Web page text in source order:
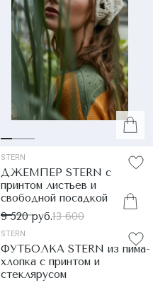
STERN
ДЖЕМПЕР STERN с
принтом листьев и
свободной посадкой
9 520 руб.13 600
STERN
ФУТБОЛКА STERN из пима-
хлопка с принтом и
стеклярусом